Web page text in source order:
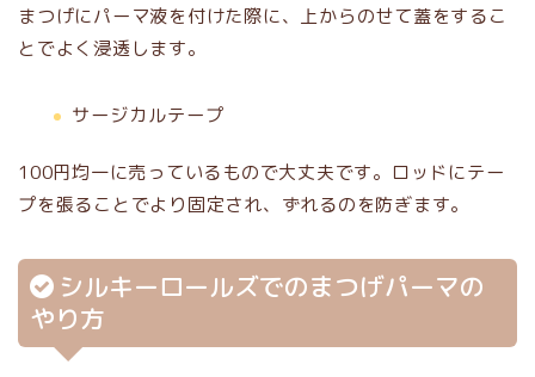
まつげにパーマ液を付けた際に、上からのせて蓋をするこ
とでよく浸透します。
サージカルテープ
100円均一に売っているもので大丈夫です。ロッドにテー
プを張ることでより固定され、ずれるのを防ぎます。
シルキーロールズでのまつげパーマの
やり方